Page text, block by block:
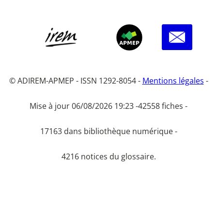
© ADIREM-APMEP - ISSN 1292-8054 - Mentions légales -
Mise à jour 06/08/2026 19:23 -42558 fiches -
17163 dans bibliothèque numérique -
4216 notices du glossaire.